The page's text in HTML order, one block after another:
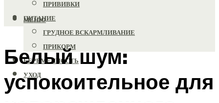
ПРИВИВКИ
ПИТАНИЕ
ГРУДНОЕ ВСКАРМЛИВАНИЕ
ПРИКОРМ
БЕРЕМЕННОСТЬ
УХОД
МЕНЮ
Белый шум:
успокоительное для